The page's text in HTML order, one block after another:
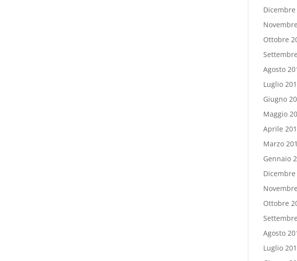
Dicembre
Ottobre
Agosto
Luglio
Giugno
Maggio
Aprile
Marzo
Gennaio
Dicembre
Ottobre
Agosto
Luglio